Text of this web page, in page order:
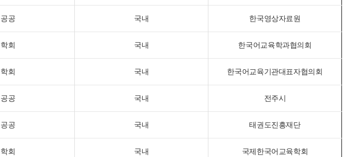
공공 국내 한국영상자료원
학회 국내 한국어교육학과협의회
학회 국내 한국어교육기관대표자협의회
공공 국내 전주시
공공 국내 태권도진흥재단
학회 국내 국제한국어교육학회